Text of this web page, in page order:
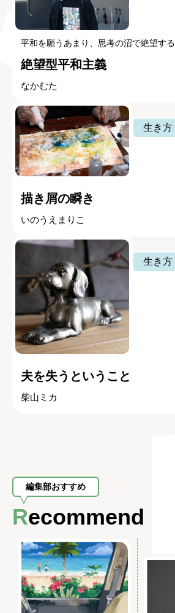
平和を願うあまり、思考の沼で絶望する
絶望型平和主義
なかむた
生き方
描き屑の瞬き
いのうえまりこ
生き方
夫を失うということ
柴山ミカ
編集部おすすめ
Recommend